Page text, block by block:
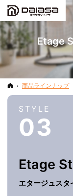
Etage
ホーム
商品ラインナップ
STYLE
03
Etage
エタージュスタ